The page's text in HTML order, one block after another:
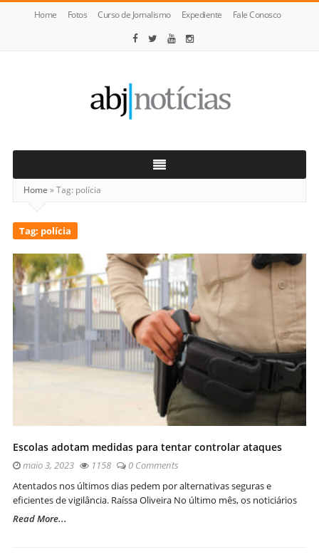
Home Fotos Curso de Jornalismo Expediente Fale Conosco
Notícias
Home »Tag: polícia
Tag: polícia
Escolas adotam medidas para tentar controlar ataques
maio 3, 2023 1158
0 Comments
Atentados nos últimos dias pedem por alternativas seguras e
eficientes de vigilância. Raíssa Oliveira No último mês, os noticiários
Read More...